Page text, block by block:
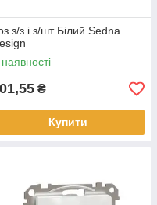
з/з і з/шт Білий Sedna
₴
Купити